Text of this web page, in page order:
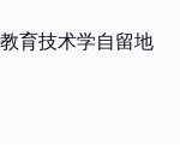
过
教育技术学自留地